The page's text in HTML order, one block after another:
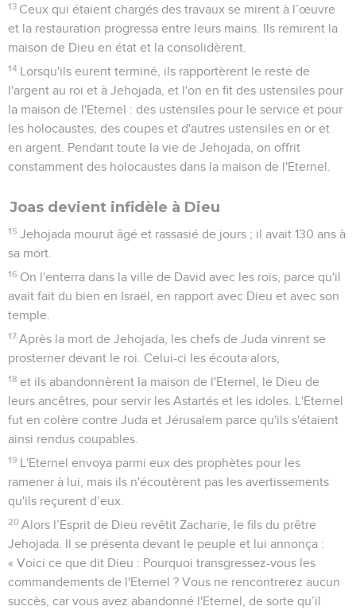
13 Ceux qui étaient chargés des travaux se mirent à l’œuvre
et la restauration progressa entre leurs mains. Ils remirent la
maison de Dieu en état et la consolidèrent.
14 Lorsqu'ils eurent terminé, ils rapportèrent le reste de
l'argent au roi et à Jehojada, et l'on en fit des ustensiles pour
la maison de l'Eternel : des ustensiles pour le service et pour
les holocaustes, des coupes et d'autres ustensiles en or et
en argent. Pendant toute la vie de Jehojada, on offrit
constamment des holocaustes dans la maison de l'Eternel.
Joas devient infidèle à Dieu
15 Jehojada mourut âgé et rassasié de jours ; il avait 130 ans à
sa mort.
16 On l'enterra dans la ville de David avec les rois, parce qu'il
avait fait du bien en Israël, en rapport avec Dieu et avec son
temple.
17 Après la mort de Jehojada, les chefs de Juda vinrent se
prosterner devant le roi. Celui-ci les écouta alors,
18 et ils abandonnèrent la maison de l'Eternel, le Dieu de
leurs ancêtres, pour servir les Astartés et les idoles. L'Eternel
fut en colère contre Juda et Jérusalem parce qu'ils s'étaient
ainsi rendus coupables.
19 L'Eternel envoya parmi eux des prophètes pour les
ramener à lui, mais ils n'écoutèrent pas les avertissements
qu'ils reçurent d’eux.
20 Alors l’Esprit de Dieu revêtit Zacharie, le fils du prêtre
Jehojada. Il se présenta devant le peuple et lui annonça :
« Voici ce que dit Dieu : Pourquoi transgressez-vous les
commandements de l'Eternel ? Vous ne rencontrerez aucun
succès, car vous avez abandonné l'Eternel, de sorte qu’il